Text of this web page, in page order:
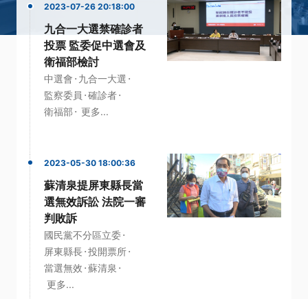
2023-07-26 20:18:00
九合一大選禁確診者
投票 監委促中選會及
衛福部檢討
中選會 · 九合一大選 ·
監察委員 ·確診者·
衛福部 · 更多...
2023-05-30 18:00:36
蘇清泉提屏東縣長當
選無效訴訟 法院一審
判敗訴
國民黨不分區立委·
屏東縣長·投開票所·
當選無效 ·蘇清泉 ·
更多...